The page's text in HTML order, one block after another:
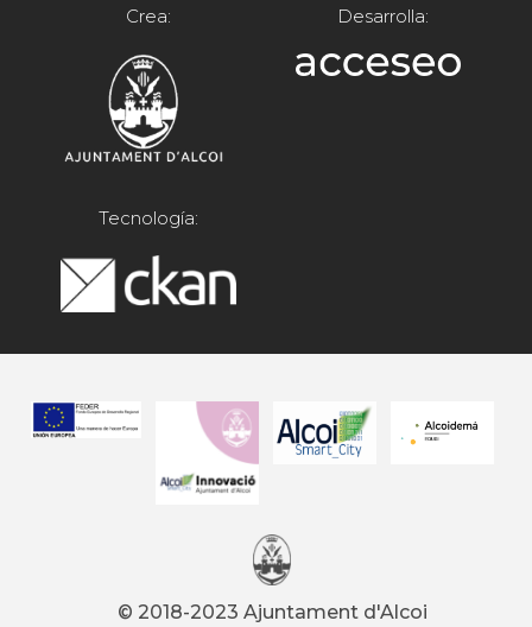
Crea: Desarrolla:
Tecnología:
© 2018-2023 Ajuntament d'Alcoi